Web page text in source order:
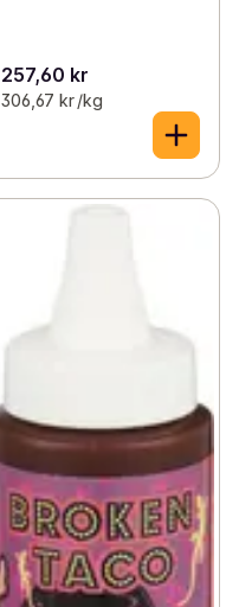
257,60 kr
306,67 kr /kg